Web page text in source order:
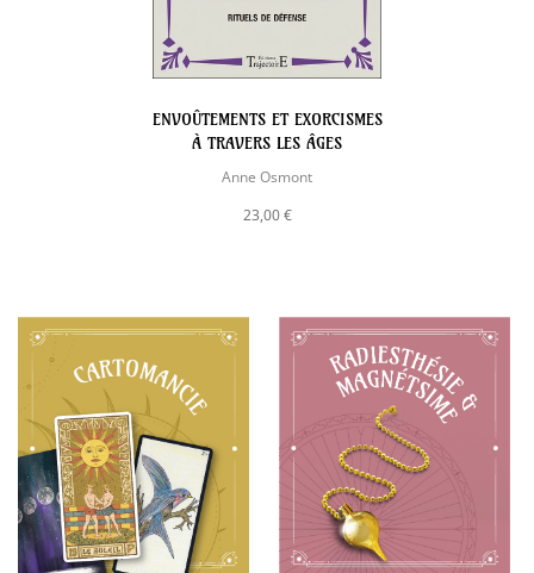
ENVOÛTEMENTS ET EXORCISMES
À TRAVERS LES ÂGES
Anne Osmont
23,00 €